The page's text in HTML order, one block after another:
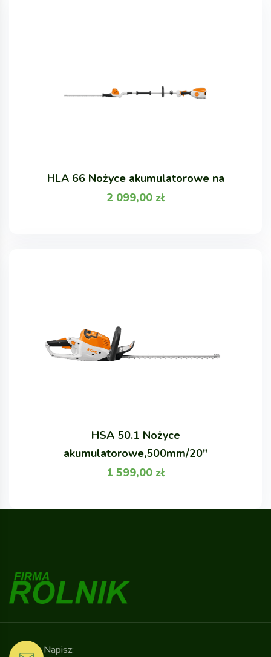
HLA 66 Nożyce akumulatorowe na
2 099,00 zł
HSA 50.1 Nożyce
akumulatorowe,500mm/20"
1 599,00 zł
Napisz: